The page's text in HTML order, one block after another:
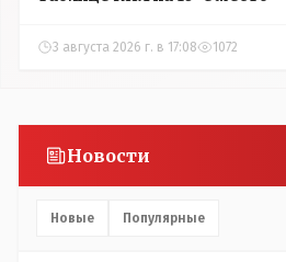
3 августа 2026 г. в 17:08 1072
Новости
Новые Популярные